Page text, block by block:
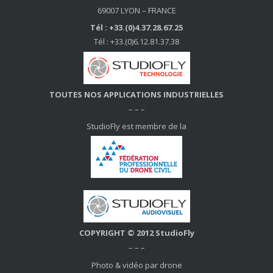
69007 LYON – FRANCE
Tél : +33.(0)4.37.28.67.25
Tél : +33.(0)6.12.81.37.38
TOUTES NOS APPLICATIONS INDUSTRIELLES
– – –
StudioFly est membre de la
COPYRIGHT © 2012 StudioFly
– – –
Photo & vidéo par drone